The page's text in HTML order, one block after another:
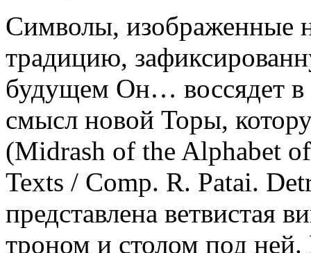
Символы, изображенные
традицию,
будущем Он… воссядет в
смысл новой Торы,
(Midrash of the Alphabet
Texts / Comp. R. Patai.
представлена ветвистая
троном и столом под ней.